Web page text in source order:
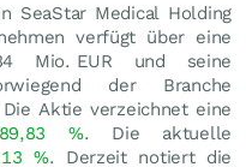
SeaStar Medical Holding
verfügt über eine
Mio. EUR und seine
der Branche
Aktie verzeichnet eine
%. Die aktuelle
%. Derzeit notiert die